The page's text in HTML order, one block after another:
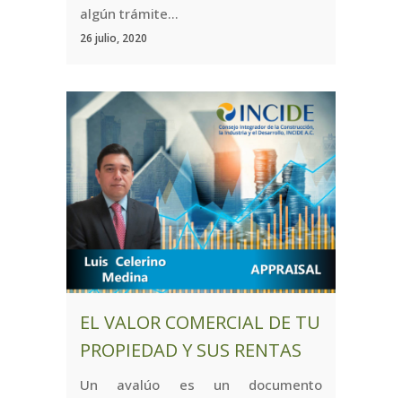
algún trámite...
26 julio, 2020
EL VALOR COMERCIAL DE TU
PROPIEDAD Y SUS RENTAS
Un avalúo es un documento